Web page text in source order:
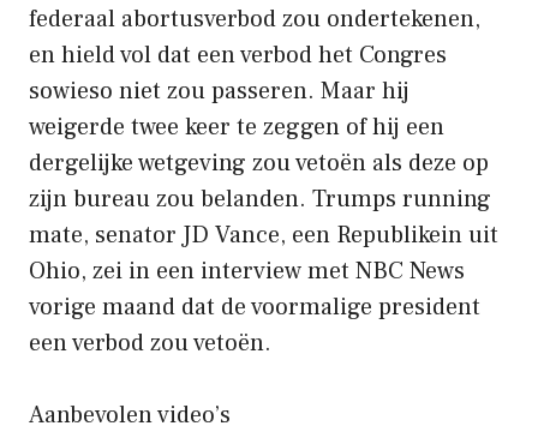
federaal abortusverbod zou ondertekenen,
en hield vol dat een verbod het Congres
sowieso niet zou passeren. Maar hij
weigerde twee keer te zeggen of hij een
dergelijke wetgeving zou vetoën als deze op
zijn bureau zou belanden. Trumps running
mate, senator JD Vance, een Republikein uit
Ohio, zei in een interview met NBC News
vorige maand dat de voormalige president
een verbod zou vetoën.
Aanbevolen video’s